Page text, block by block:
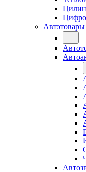
Автотовары